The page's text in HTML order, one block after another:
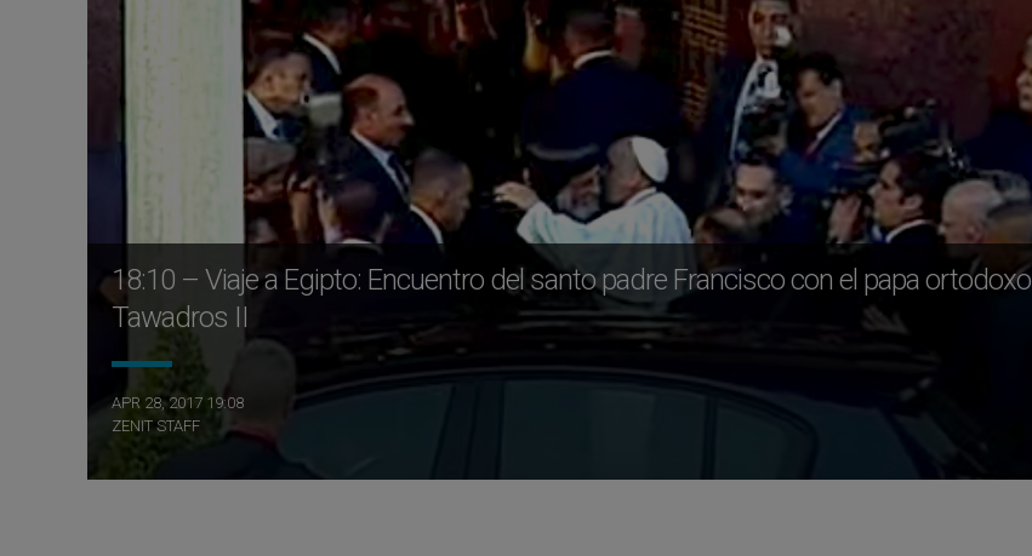
18:10 – Viaje a Egipto: Encuentro del santo padre Francisco con el papa ortodoxo
Tawadros II
APR 28, 2017 19:08
ZENIT STAFF